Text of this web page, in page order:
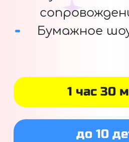
Бумажное
1 час 30
до 10